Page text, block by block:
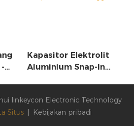
Kapasitor Elektrolit
Aluminium Snap-In
linkeycon Electronic Technology
Situs Kebijakan pribadi